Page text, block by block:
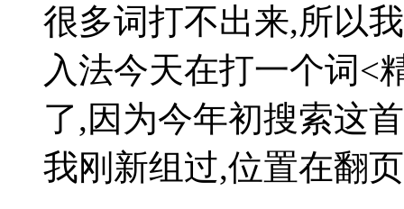
很多词打不出来,所以
入法今天在打一个词<
了,因为今年初搜索这
我刚新组过,位置在翻